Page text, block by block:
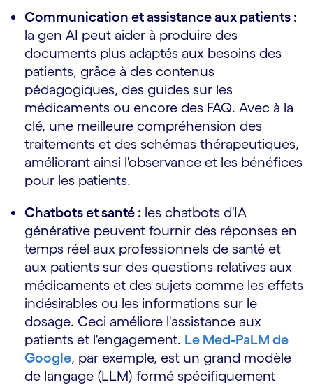
Communication et assistance aux patients :
la gen AI peut aider à produire des
documents plus adaptés aux besoins des
patients, grâce à des contenus
pédagogiques, des guides sur les
médicaments ou encore des FAQ. Avec à la
clé, une meilleure compréhension des
traitements et des schémas thérapeutiques,
améliorant ainsi l'observance et les bénéfices
pour les patients.
Chatbots et santé : les chatbots d'IA
générative peuvent fournir des réponses en
temps réel aux professionnels de santé et
aux patients sur des questions relatives aux
médicaments et des sujets comme les effets
indésirables ou les informations sur le
dosage. Ceci améliore l'assistance aux
patients et l'engagement. Le Med-PaLM de
Google, par exemple, est un grand modèle
de langage (LLM) formé spécifiquement